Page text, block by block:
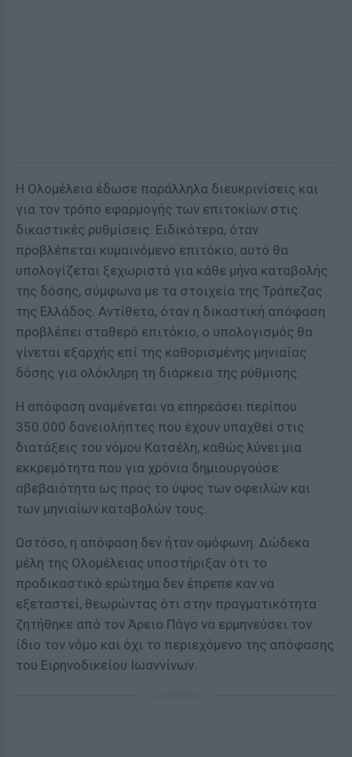
Η Ολομέλεια έδωσε παράλληλα διευκρινίσεις και
για τον τρόπο εφαρμογής των επιτοκίων στις
δικαστικές ρυθμίσεις. Ειδικότερα, όταν
προβλέπεται κυμαινόμενο επιτόκιο, αυτό θα
υπολογίζεται ξεχωριστά για κάθε μήνα καταβολής
της δόσης, σύμφωνα με τα στοιχεία της Τράπεζας
της Ελλάδος. Αντίθετα, όταν η δικαστική απόφαση
προβλέπει σταθερό επιτόκιο, ο υπολογισμός θα
γίνεται εξαρχής επί της καθορισμένης μηνιαίας
δόσης για ολόκληρη τη διάρκεια της ρύθμισης.
Η απόφαση αναμένεται να επηρεάσει περίπου
350.000 δανειολήπτες που έχουν υπαχθεί στις
διατάξεις του νόμου Κατσέλη, καθώς λύνει μια
εκκρεμότητα που για χρόνια δημιουργούσε
αβεβαιότητα ως προς το ύψος των οφειλών και
των μηνιαίων καταβολών τους.
Ωστόσο, η απόφαση δεν ήταν ομόφωνη. Δώδεκα
μέλη της Ολομέλειας υποστήριξαν ότι το
προδικαστικό ερώτημα δεν έπρεπε καν να
εξεταστεί, θεωρώντας ότι στην πραγματικότητα
ζητήθηκε από τον Άρειο Πάγο να ερμηνεύσει τον
ίδιο τον νόμο και όχι το περιεχόμενο της απόφασης
του Ειρηνοδικείου Ιωαννίνων.